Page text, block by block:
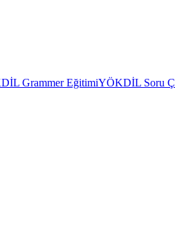
Grammer EğitimiYÖKDİL Soru